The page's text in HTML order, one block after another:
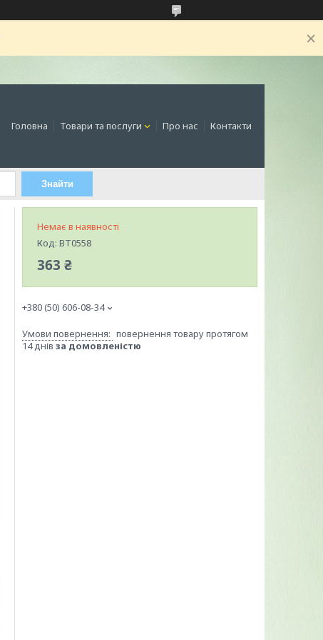
Головна Товари та послуги Про нас Контакти
Знайти
Немає в наявності
Код: BT0558
363 ₴
+380 (50) 606-08-34
повернення товару протягом
14 днів за домовленістю